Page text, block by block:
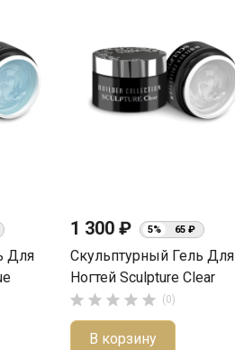
Для
1 300 ₽ 5% 65 ₽
Скульптурный Гель Для
Ногтей Sculpture Clear
     (0)
В корзину